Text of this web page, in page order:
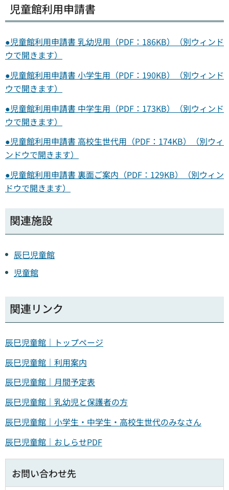
児童館利用申請書
●児童館利用申請書 乳幼児用（PDF：186KB）（別ウィンド
ウで開きます）
●児童館利用申請書 小学生用（PDF：190KB）（別ウィンド
ウで開きます）
●児童館利用申請書 中学生用（PDF：173KB）（別ウィンド
ウで開きます）
●児童館利用申請書 高校生世代用（PDF：174KB）（別ウィ
ンドウで開きます）
●児童館利用申請書 裏面ご案内（PDF：129KB）（別ウィン
ドウで開きます）
関連施設
辰巳児童館
児童館
関連リンク
辰巳児童館｜トップページ
辰巳児童館｜利用案内
辰巳児童館｜月間予定表
辰巳児童館｜乳幼児と保護者の方
辰巳児童館｜小学生・中学生・高校生世代のみなさん
辰巳児童館｜おしらせPDF
お問い合わせ先